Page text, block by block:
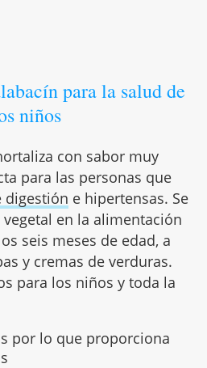
para la salud de
niños
con sabor muy
para las personas que
digestión e hipertensas. Se
en la alimentación
seis meses de edad, a
y cremas de verduras.
para los niños y toda la
por lo que proporciona